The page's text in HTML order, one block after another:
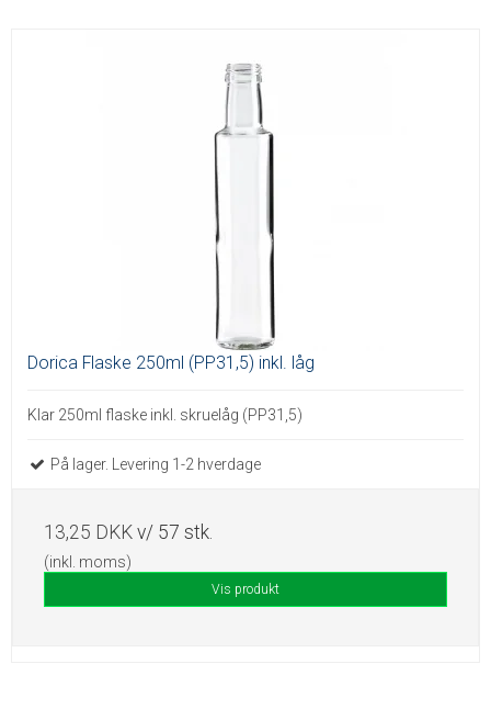
Dorica Flaske 250ml (PP31,5) inkl. låg
​Klar 250ml flaske inkl. skruelåg (PP31,5)
På lager. Levering 1-2 hverdage
13,25 DKK v/ 57 stk.
(inkl. moms)
Vis produkt